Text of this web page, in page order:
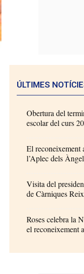
ÚLTIMES
Obertura del
escolar del curs
El reconeixement
l’Aplec dels
Visita del
de Càrniques
Roses celebra la
el reconeixement